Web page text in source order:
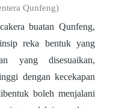
Qunfeng)
buatan Qunfeng,
reka bentuk yang
yang disesuaikan,
dengan kecekapan
boleh menjalani